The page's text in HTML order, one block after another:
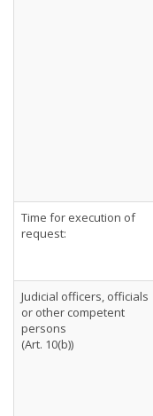
Time for execution of
request:
Judicial officers, officials
or other competent
persons
(Art. 10(b))